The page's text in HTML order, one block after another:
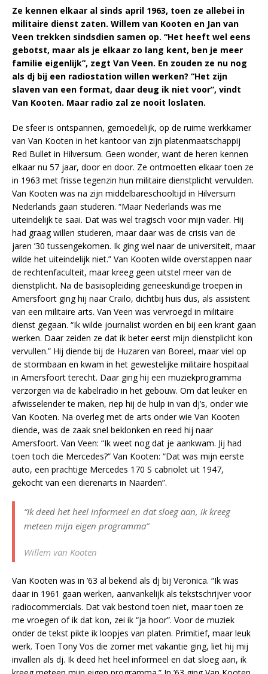
Ze kennen elkaar al sinds april 1963, toen ze allebei in
militaire dienst zaten. Willem van Kooten en Jan van
Veen trekken sindsdien samen op. “Het heeft wel eens
gebotst, maar als je elkaar zo lang kent, ben je meer
familie eigenlijk”, zegt Van Veen. En zouden ze nu nog
als dj bij een radiostation willen werken? “Het zijn
slaven van een format, daar deug ik niet voor”, vindt
Van Kooten. Maar radio zal ze nooit loslaten.
De sfeer is ontspannen, gemoedelijk, op de ruime werkkamer
van Van Kooten in het kantoor van zijn platenmaatschappij
Red Bullet in Hilversum. Geen wonder, want de heren kennen
elkaar nu 57 jaar, door en door. Ze ontmoetten elkaar toen ze
in 1963 met frisse tegenzin hun militaire dienstplicht vervulden.
Van Kooten was na zijn middelbareschooltijd in Hilversum
Nederlands gaan studeren. “Maar Nederlands was me
uiteindelijk te saai. Dat was wel tragisch voor mijn vader. Hij
had graag willen studeren, maar daar was de crisis van de
jaren ’30 tussengekomen. Ik ging wel naar de universiteit, maar
wilde het uiteindelijk niet.” Van Kooten wilde overstappen naar
de rechtenfaculteit, maar kreeg geen uitstel meer van de
dienstplicht. Na de basisopleiding geneeskundige troepen in
Amersfoort ging hij naar Crailo, dichtbij huis dus, als assistent
van een militaire arts. Van Veen was vervroegd in militaire
dienst gegaan. “Ik wilde journalist worden en bij een krant gaan
werken. Daar zeiden ze dat ik beter eerst mijn dienstplicht kon
vervullen.” Hij diende bij de Huzaren van Boreel, maar viel op
de stormbaan en kwam in het gewestelijke militaire hospitaal
in Amersfoort terecht. Daar ging hij een muziekprogramma
verzorgen via de kabelradio in het gebouw. Om dat leuker en
afwisselender te maken, riep hij de hulp in van dj’s, onder wie
Van Kooten. Na overleg met de arts onder wie Van Kooten
diende, was de zaak snel beklonken en reed hij naar
Amersfoort. Van Veen: “Ik weet nog dat je aankwam. Jij had
toen toch die Mercedes?” Van Kooten: “Dat was mijn eerste
auto, een prachtige Mercedes 170 S cabriolet uit 1947,
gekocht van een dierenarts in Naarden”.
“Ik deed het heel informeel en dat sloeg aan, ik kreeg
meteen mijn eigen programma”
Willem van Kooten
Van Kooten was in ’63 al bekend als dj bij Veronica. “Ik was
daar in 1961 gaan werken, aanvankelijk als tekstschrijver voor
radiocommercials. Dat vak bestond toen niet, maar toen ze
me vroegen of ik dat kon, zei ik “ja hoor”. Voor de muziek
onder de tekst pikte ik loopjes van platen. Primitief, maar leuk
werk. Toen Tony Vos die zomer met vakantie ging, liet hij mij
invallen als dj. Ik deed het heel informeel en dat sloeg aan, ik